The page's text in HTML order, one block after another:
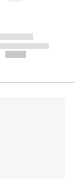
-----------